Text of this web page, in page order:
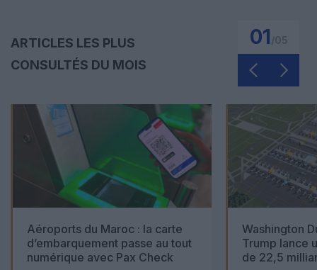
ARTICLES LES PLUS
CONSULTÉS DU MOIS
01
Aéroports du Maroc : la carte
d’embarquement passe au tout
numérique avec Pax Check
Washington
Trump lance
de 22,5